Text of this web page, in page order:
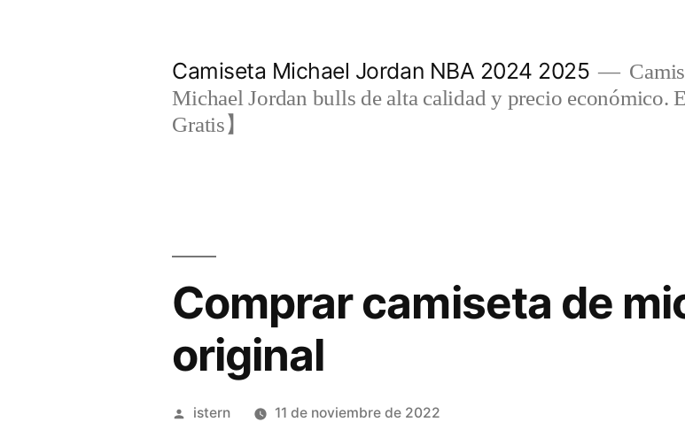
Camiseta Michael Jordan NBA 2024 2025
Michael Jordan bulls de alta calidad y precio
Gratis】
Comprar camiseta de
original
Publicado
istern 11 de noviembre de 2022